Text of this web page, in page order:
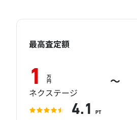
最高査定額
1 万
円 ～
ネクステージ
4.1 PT